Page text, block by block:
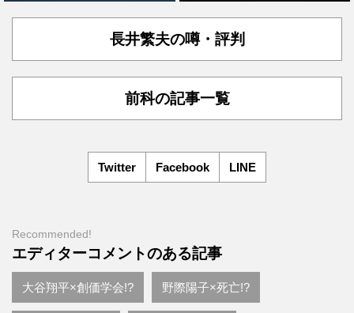
長井繁夫の噂・評判
前科の記事一覧
Twitter Facebook LINE
Recommended!
エディターコメントのある記事
大谷翔平×創価学会!? 野際陽子×死亡!?